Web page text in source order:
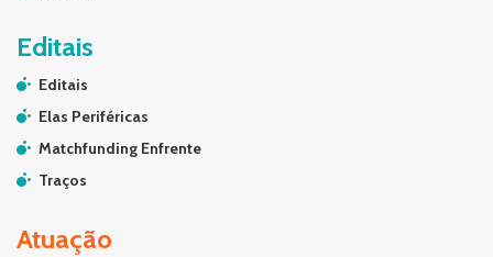
Editais
Editais
Elas Periféricas
Matchfunding Enfrente
Traços
Atuação